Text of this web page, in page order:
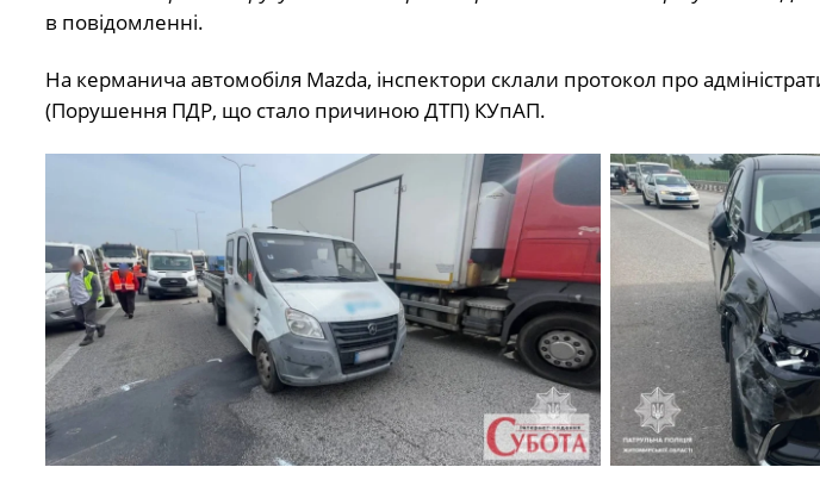
в повідомленні.
На керманича автомобіля Mazda, інспектори склали протокол про
(Порушення ПДР, що стало причиною ДТП) КУпАП.